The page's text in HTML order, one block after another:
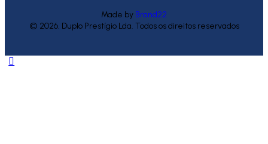
Made by Brand22
© 2026. Duplo Prestígio Lda. Todos os direitos reservados